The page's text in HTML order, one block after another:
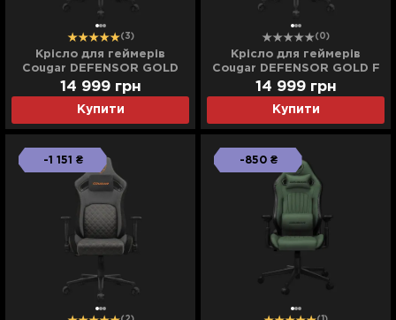
(3)
Крісло для геймерів
Cougar DEFENSOR GOLD
(Black) (UA)
Купити
14 999 грн
(0)
Крісло для геймерів
Cougar DEFENSOR GOLD F
(Black) (UA)
Купити
14 999 грн
-1 151 ₴ -850 ₴